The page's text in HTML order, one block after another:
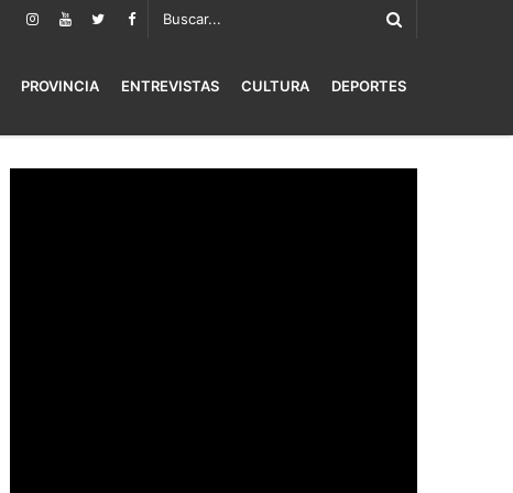
PROVINCIA ENTREVISTAS CULTURA DEPORTES